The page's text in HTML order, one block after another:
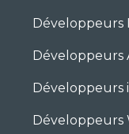
Développeurs
Développeurs
Développeurs
Développeurs